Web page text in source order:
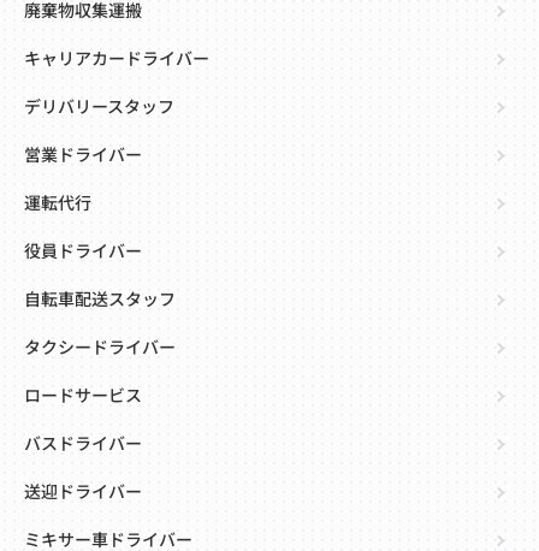
廃棄物収集運搬
キャリアカードライバー
デリバリースタッフ
営業ドライバー
運転代行
役員ドライバー
自転車配送スタッフ
タクシードライバー
ロードサービス
バスドライバー
送迎ドライバー
ミキサー車ドライバー